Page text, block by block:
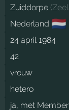
Zuiddorpe (
Nederland 🇳🇱
24 april 1984
42
vrouw
hetero
ja, met